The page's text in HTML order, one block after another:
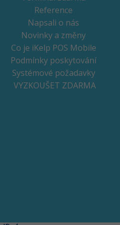
Reference
Napsali o nás
Novinky a změny
Co je iKelp POS Mobile
Podmínky poskytování
Systémové požadavky
VYZKOUŠET ZDARMA